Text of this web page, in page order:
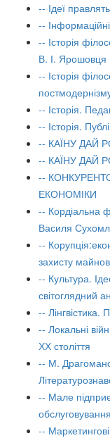
-- Ідеї
--
-- Історія
В. І. Ярошовця
-- Історія
-- Історія.
-- Історія.
-- КАЇНУ ДАЙ
-- КАЇНУ ДАЙ
--
ЕКОНОМІКИ
-- Кордіальна
Василя
--
захисту
-- Культура.
світоглядний
-- Лінгвістика.
-- Локальні
ХХ століття
-- М.
-- Мале
--